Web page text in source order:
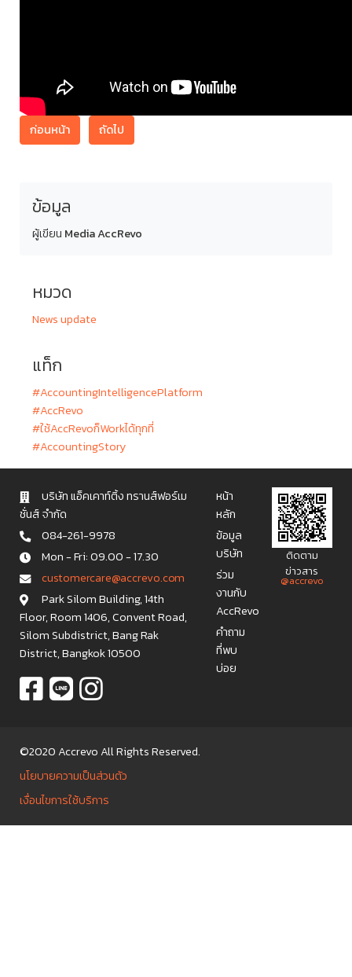
ก่อนหน้า ถัดไป
ข้อมูล
ผู้เขียน Media AccRevo
หมวด
News update
แท็ก
#AccountingIntelligencePlatform
#AccRevo
#ใช้AccRevoก็Workได้ทุกที่
#AccountingStory
บริษัท แอ็คเคาท์ติ้ง ทรานส์ฟอร์เม
ชั่นส์ จำกัด
084-261-9978
Mon - Fri: 09.00 - 17.30
c u s t o m e r c a r e @ a c c r e v o . c o m
Park Silom Building, 14th
Floor, Room 1406, Convent Road,
Silom Subdistrict, Bang Rak
District, Bangkok 10500
หน้า
หลัก
ข้อมูล
บริษัท
ร่วม
งานกับ
AccRevo
คำถาม
ที่พบ
บ่อย
ติดตาม
ข่าวสาร
@accrevo
©2020 Accrevo All Rights Reserved.
นโยบายความเป็นส่วนตัว
เงื่อนไขการใช้บริการ